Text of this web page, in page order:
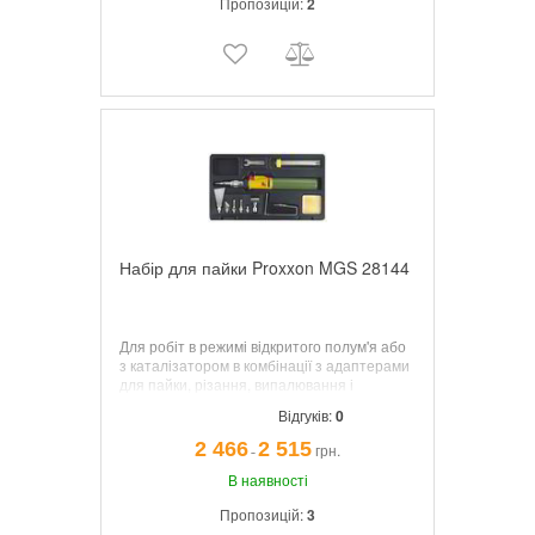
Набір для пайки Proxxon MGS 28144
Для робіт в режимі відкритого полум'я або
з каталізатором в комбінації з адаптерами
для пайки, різання, випалювання і
Відгуків:0
2 466¯2 515грн.
В наявності
Пропозицій:3